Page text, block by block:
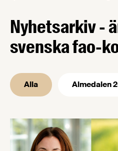
Nyhetsarkiv -
svenska fao-
Alla Almedalen